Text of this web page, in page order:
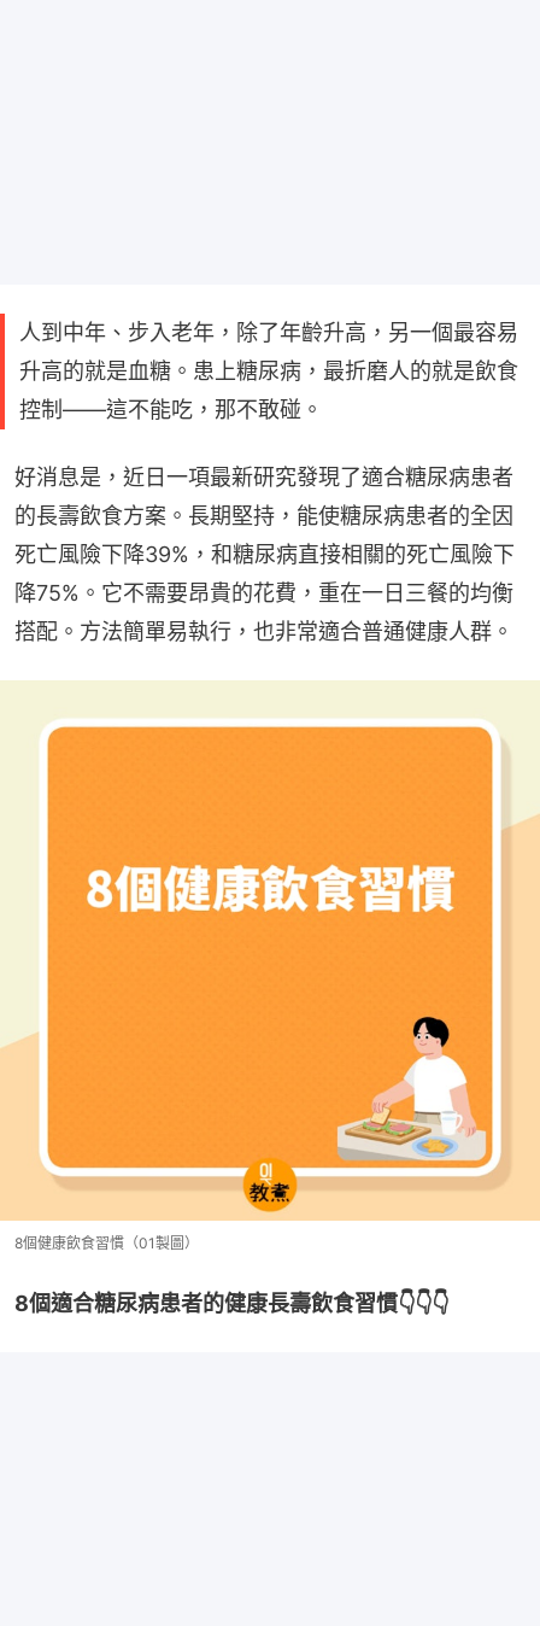
人到中年、步入老年，除了年齡升高，另一個最容易
升高的就是血糖。患上糖尿病，最折磨人的就是飲食
控制——這不能吃，那不敢碰。
好消息是，近日一項最新研究發現了適合糖尿病患者
的長壽飲食方案。長期堅持，能使糖尿病患者的全因
死亡風險下降39%，和糖尿病直接相關的死亡風險下
降75%。它不需要昂貴的花費，重在一日三餐的均衡
搭配。方法簡單易執行，也非常適合普通健康人群。
8個健康飲食習慣（01製圖）
8個適合糖尿病患者的健康長壽飲食習慣👇👇👇